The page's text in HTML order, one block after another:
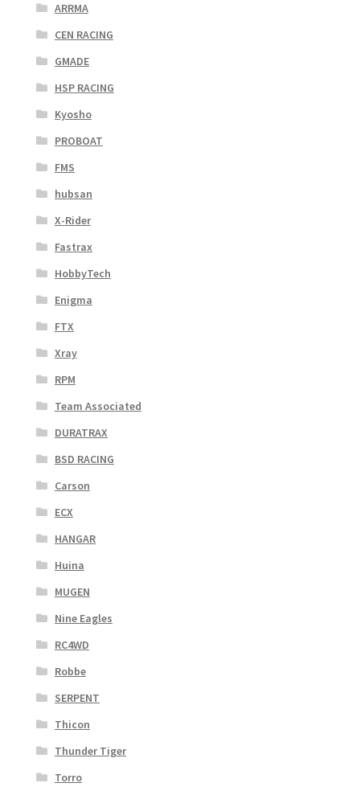
ARRMA
CEN RACING
GMADE
HSP RACING
Kyosho
PROBOAT
FMS
hubsan
X-Rider
Fastrax
HobbyTech
Enigma
FTX
Xray
RPM
Team Associated
DURATRAX
BSD RACING
Carson
ECX
HANGAR
Huina
MUGEN
Nine Eagles
RC4WD
Robbe
SERPENT
Thicon
Thunder Tiger
Torro